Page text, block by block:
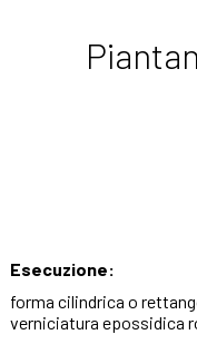
Esecuzione:
forma cilindrica o
verniciatura epossidica